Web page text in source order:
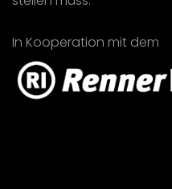
In Kooperation mit dem